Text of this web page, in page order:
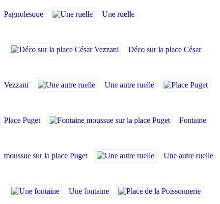
Pagnolesque Une ruelle
Déco sur la place César
Vezzani Une autre ruelle
Place Puget Fontaine
moussue sur la place Puget Une autre ruelle
Une fontaine